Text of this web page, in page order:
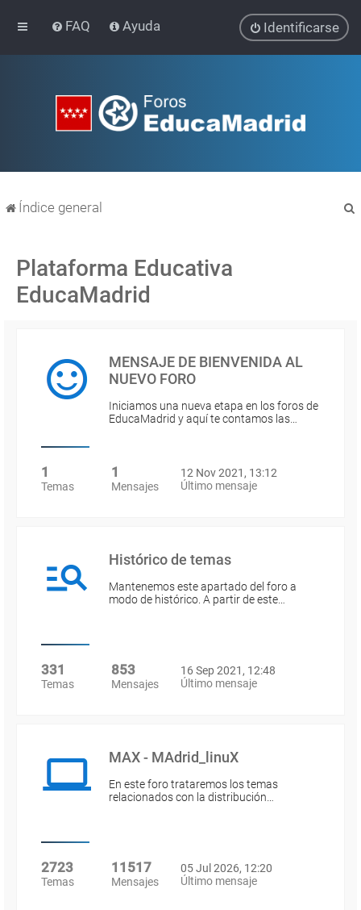
FAQ Ayuda Identificarse
Índice general
Plataforma Educativa
EducaMadrid
MENSAJE DE BIENVENIDA AL
NUEVO FORO
Iniciamos una nueva etapa en los foros de
EducaMadrid y aquí te contamos las…
1
Temas
1
Mensajes
12 Nov 2021, 13:12
Último mensaje
Histórico de temas
Mantenemos este apartado del foro a
modo de histórico. A partir de este…
331
Temas
853
Mensajes
16 Sep 2021, 12:48
Último mensaje
MAX - MAdrid_linuX
En este foro trataremos los temas
relacionados con la distribución…
2723
Temas
11517
Mensajes
05 Jul 2026, 12:20
Último mensaje